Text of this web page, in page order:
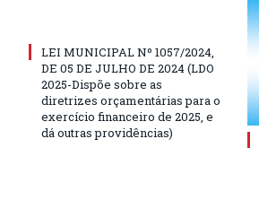
LEI MUNICIPAL Nº 1057/2024,
DE 05 DE JULHO DE 2024 (LDO
2025-Dispõe sobre as
diretrizes orçamentárias para o
exercício financeiro de 2025, e
dá outras providências)